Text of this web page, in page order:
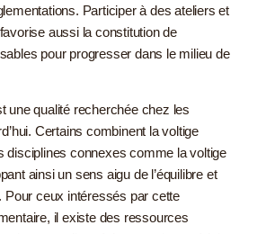
Participer à des ateliers et
aussi la constitution de
pour progresser dans le milieu de
une qualité recherchée chez les
Certains combinent la voltige
disciplines connexes comme la voltige
ainsi un sens aigu de l’équilibre et
Pour ceux intéressés par cette
il existe des ressources